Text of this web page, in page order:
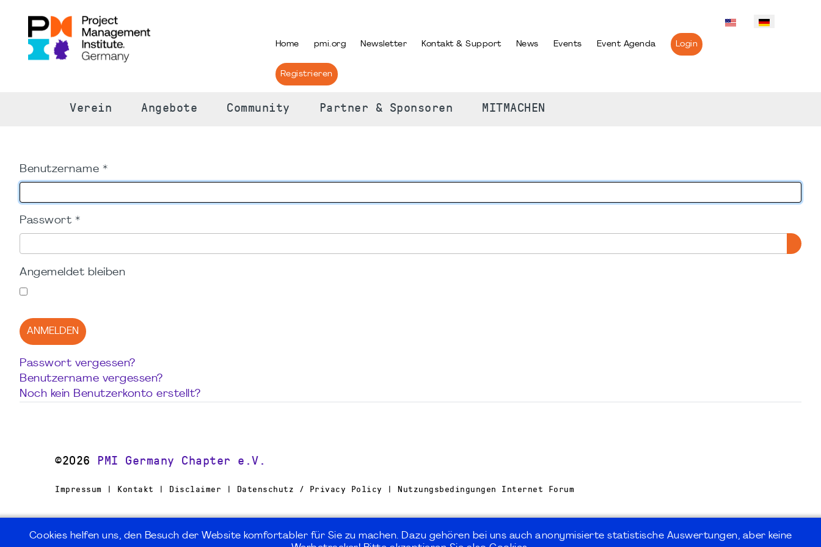
Home pmi.org Newsletter Kontakt & Support News Events Event Agenda Login
Registrieren
Verein Angebote Community Partner & Sponsoren MITMACHEN
Benutzername *
Passwort *
Angemeldet bleiben
ANMELDEN
Passwort vergessen?
Benutzername vergessen?
Noch kein Benutzerkonto erstellt?
©2026 PMI Germany Chapter e.V.
Impressum | Kontakt | Disclaimer | Datenschutz / Privacy Policy | Nutzungsbedingungen Internet Forum
Cookies helfen uns, den Besuch der Website komfortabler für Sie zu machen. Dazu gehören bei uns auch anonymisierte statistische Auswertungen, aber keine